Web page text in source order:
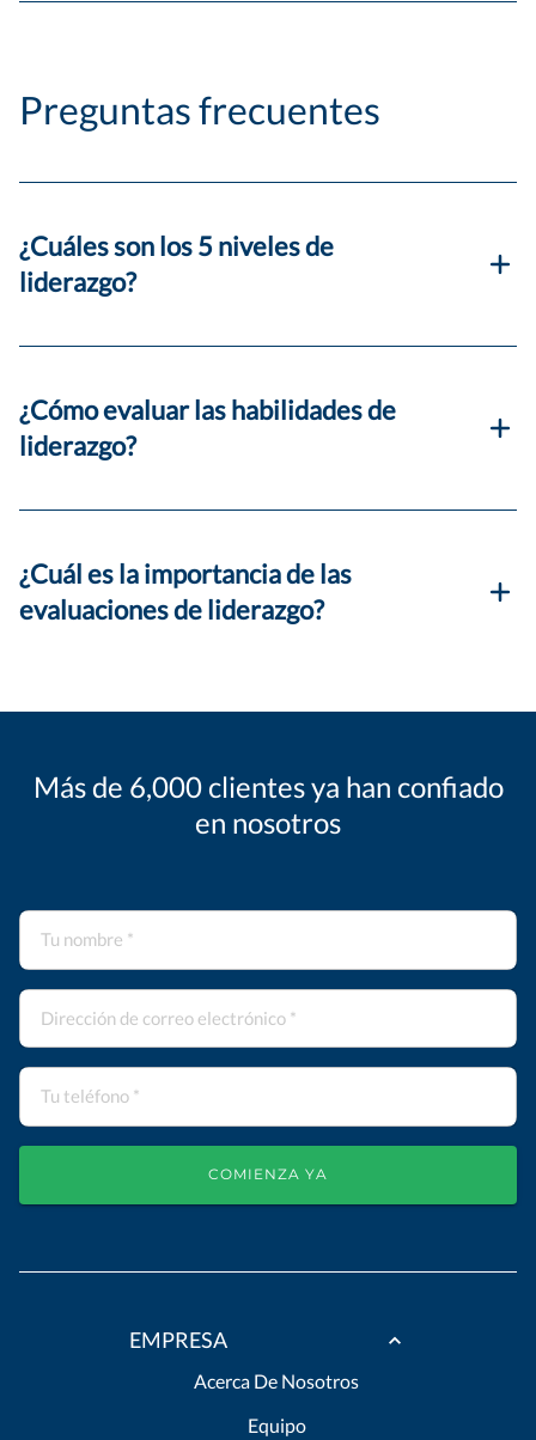
Preguntas frecuentes
¿Cuáles son los 5 niveles de
liderazgo?
¿Cómo evaluar las habilidades de
liderazgo?
¿Cuál es la importancia de las
evaluaciones de liderazgo?
Más de 6,000 clientes ya han confiado
en nosotros
COMIENZA YA
EMPRESA
Acerca De Nosotros
Equipo